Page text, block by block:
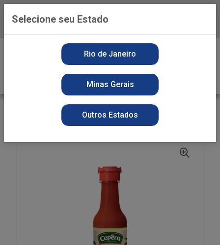
Baixe já o APP da Playvender
PREPARO
SECOS
MOLHO PIMENTA VERMELHA CEPÊRA 150ML
Selecione seu Estado
Rio de Janeiro
Minas Gerais
Outros Estados